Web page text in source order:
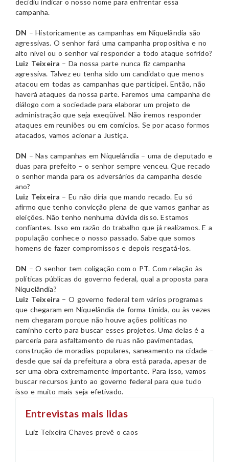
decidiu indicar o nosso nome para enfrentar essa
campanha.
DN – Historicamente as campanhas em Niquelândia são
agressivas. O senhor fará uma campanha propositiva e no
alto nível ou o senhor vai responder a todo ataque sofrido?
Luiz Teixeira – Da nossa parte nunca fiz campanha
agressiva. Talvez eu tenha sido um candidato que menos
atacou em todas as campanhas que participei. Então, não
haverá ataques da nossa parte. Faremos uma campanha de
diálogo com a sociedade para elaborar um projeto de
administração que seja exeqüível. Não iremos responder
ataques em reuniões ou em comícios. Se por acaso formos
atacados, vamos acionar a Justiça.
DN – Nas campanhas em Niquelândia – uma de deputado e
duas para prefeito – o senhor sempre venceu. Que recado
o senhor manda para os adversários da campanha desde
ano?
Luiz Teixeira – Eu não diria que mando recado. Eu só
afirmo que tenho convicção plena de que vamos ganhar as
eleições. Não tenho nenhuma dúvida disso. Estamos
confiantes. Isso em razão do trabalho que já realizamos. E a
população conhece o nosso passado. Sabe que somos
homens de fazer compromissos e depois resgatá-los.
DN – O senhor tem coligação com o PT. Com relação às
políticas públicas do governo federal, qual a proposta para
Niquelândia?
Luiz Teixeira – O governo federal tem vários programas
que chegaram em Niquelândia de forma tímida, ou às vezes
nem chegaram porque não houve ações políticas no
caminho certo para buscar esses projetos. Uma delas é a
parceria para asfaltamento de ruas não pavimentadas,
construção de moradias populares, saneamento na cidade –
desde que saí da prefeitura a obra está parada, apesar de
ser uma obra extremamente importante. Para isso, vamos
buscar recursos junto ao governo federal para que tudo
isso e muito mais seja efetivado.
Entrevistas mais lidas
Luiz Teixeira Chaves prevê o caos